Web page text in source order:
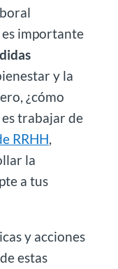
importante
y la
¿cómo
trabajar de
RRHH,
la
a tus
y acciones
estas